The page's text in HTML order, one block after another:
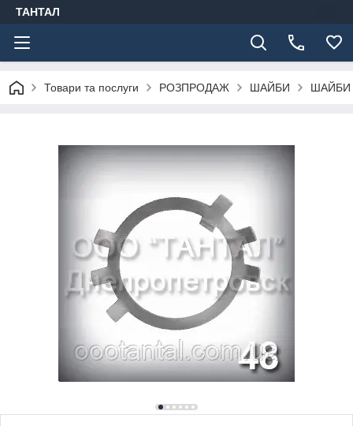
ТАНТАЛ
Товари та послуги РОЗПРОДАЖ ШАЙБИ ШАЙБИ